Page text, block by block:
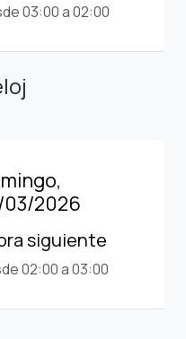
03:00 a 02:00
2026
siguiente
02:00 a 03:00